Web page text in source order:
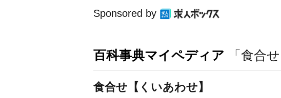
Sponsored by
百科事典マイペディア 「食合
食合せ【くいあわせ】